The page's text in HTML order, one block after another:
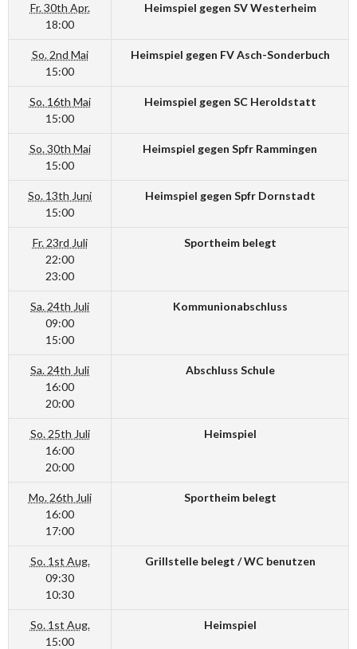
Fr. 30th Apr.
18:00
Heimspiel gegen SV Westerheim
So. 2nd Mai
15:00
Heimspiel gegen FV Asch-Sonderbuch
So. 16th Mai
15:00
Heimspiel gegen SC Heroldstatt
So. 30th Mai
15:00
Heimspiel gegen Spfr Rammingen
So. 13th Juni
15:00
Heimspiel gegen Spfr Dornstadt
Fr. 23rd Juli
22:00
23:00
Sportheim belegt
Sa. 24th Juli
09:00
15:00
Kommunionabschluss
Sa. 24th Juli
16:00
20:00
Abschluss Schule
So. 25th Juli
16:00
20:00
Heimspiel
Mo. 26th Juli
16:00
17:00
Sportheim belegt
So. 1st Aug.
09:30
10:30
Grillstelle belegt / WC benutzen
So. 1st Aug.
15:00
Heimspiel